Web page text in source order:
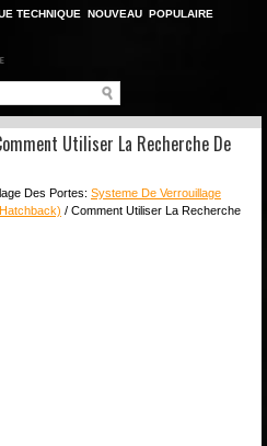
TECHNIQUE NOUVEAU POPULAIRE
Utiliser La Recherche De
Des Portes: Systeme De Verrouillage
/ Comment Utiliser La Recherche